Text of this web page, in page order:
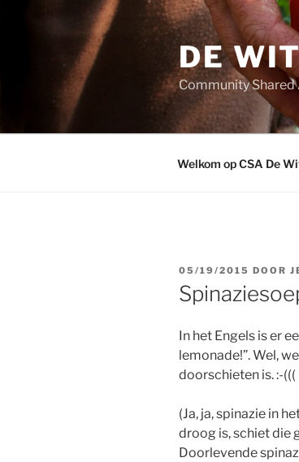
DE
Community
Welkom op CSA De
GEPLAATST
OP
05/19/2015 DOOR
In het Engels is er
lemonade!”. Wel,
doorschieten is. :-(((
(Ja, ja, spinazie in
droog is, schiet die
Doorlevende